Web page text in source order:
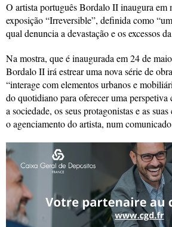
O artista português Bordalo II inaugura em
exposição “Irreversible”, definida como
qual denuncia a devastação e os excessos
Na mostra, que é inaugurada em 24 de
Bordalo II irá estrear uma nova série de
“interage com elementos urbanos e
do quotidiano para oferecer uma perspetiva
a sociedade, os seus protagonistas e as
o agenciamento do artista, num